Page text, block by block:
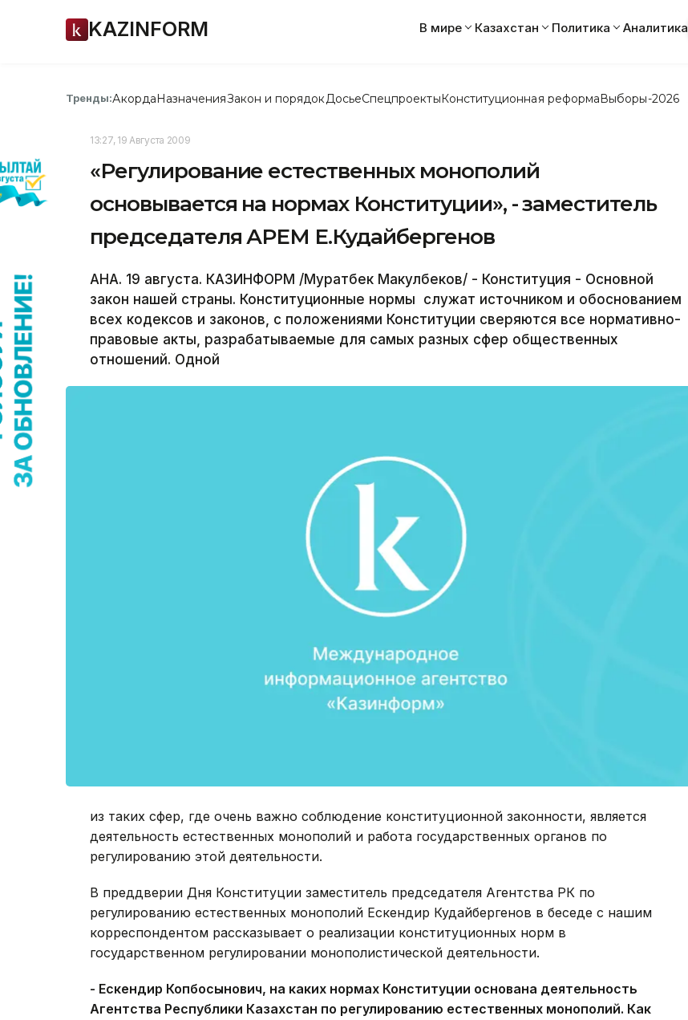
KAZINFORM В мире Казахстан Политика Аналитика
Тренды:АкордаНазначенияЗакон и порядок ДосьеСпецпроектыКонституционная реформаВыборы-2026
13:27, 19 Августа 2009
«Регулирование естественных монополий
основывается на нормах Конституции», - заместитель
председателя АРЕМ Е.Кудайбергенов
АНА. 19 августа. КАЗИНФОРМ /Муратбек Макулбеков/ - Конституция - Основной
закон нашей страны. Конституционные нормы служат источником и обоснованием
всех кодексов и законов, с положениями Конституции сверяются все нормативно-
правовые акты, разрабатываемые для самых разных сфер общественных
отношений. Одной
из таких сфер, где очень важно соблюдение конституционной законности, является
деятельность естественных монополий и работа государственных органов по
регулированию этой деятельности.
В преддверии Дня Конституции заместитель председателя Агентства РК по
регулированию естественных монополий Ескендир Кудайбергенов в беседе с нашим
корреспондентом рассказывает о реализации конституционных норм в
государственном регулировании монополистической деятельности.
- Ескендир Копбосынович, на каких нормах Конституции основана деятельность
Агентства Республики Казахстан по регулированию естественных монополий. Как